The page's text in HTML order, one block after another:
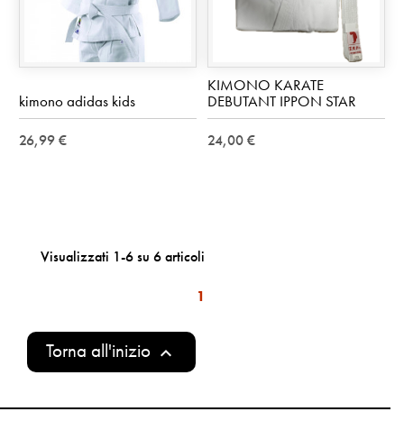
kimono adidas kids
26,99 €
KIMONO KARATE
DEBUTANT IPPON STAR
24,00 €
Visualizzati 1-6 su 6 articoli
1
Torna all'inizio 